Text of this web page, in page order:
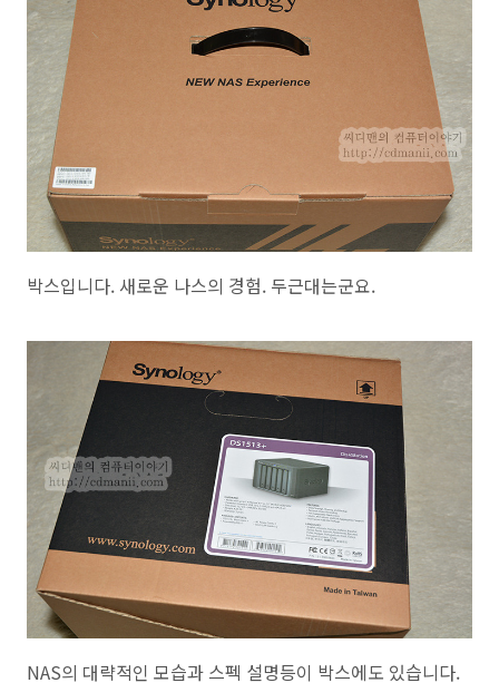
박스입니다. 새로운 나스의 경험. 두근대는군요.
NAS의 대략적인 모습과 스펙 설명등이 박스에도 있습니다.